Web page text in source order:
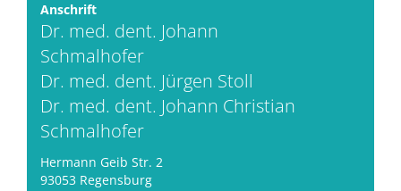
Anschrift
Dr. med. dent. Johann
Schmalhofer
Dr. med. dent. Jürgen Stoll
Dr. med. dent. Johann Christian
Schmalhofer
Hermann Geib Str. 2
93053 Regensburg